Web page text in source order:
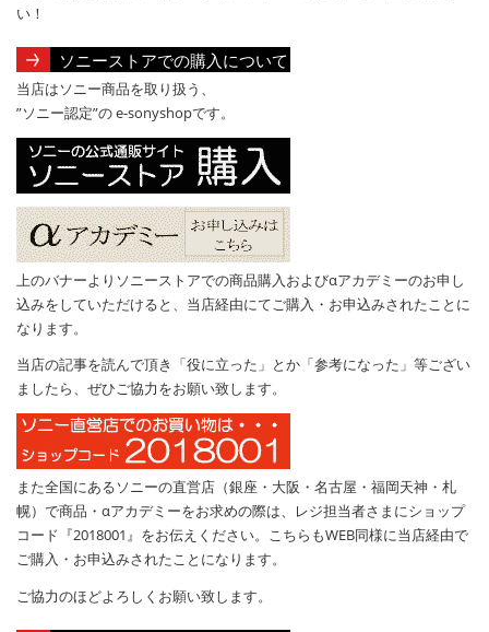
い！
ソニーストアでの購入について
当店はソニー商品を取り扱う、
”ソニー認定”の e-sonyshopです。
上のバナーよりソニーストアでの商品購入およびαアカデミーのお申し
込みをしていただけると、当店経由にてご購入・お申込みされたことに
なります。
当店の記事を読んで頂き「役に立った」とか「参考になった」等ござい
ましたら、ぜひご協力をお願い致します。
また全国にあるソニーの直営店（銀座・大阪・名古屋・福岡天神・札
幌）で商品・αアカデミーをお求めの際は、レジ担当者さまにショップ
コード『2018001』をお伝えください。こちらもWEB同様に当店経由で
ご購入・お申込みされたことになります。
ご協力のほどよろしくお願い致します。